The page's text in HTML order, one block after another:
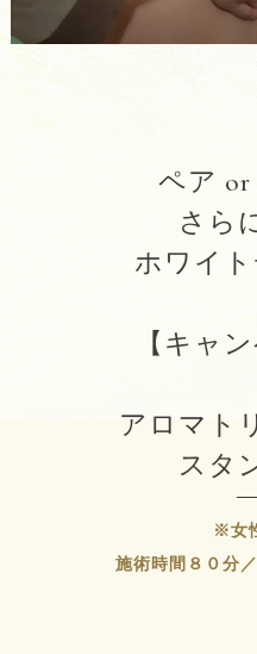
ペア or
さら
ホワイト
【キャ
アロマト
スタ
※女
施術時間８０分